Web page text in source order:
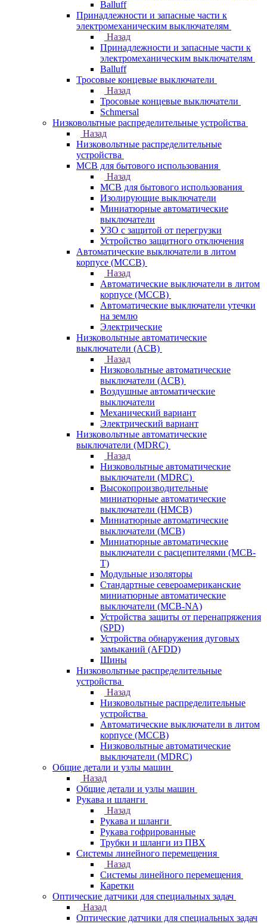
Balluff
Принадлежности и запасные части к
электромеханическим выключателям
Назад
Принадлежности и запасные части к
электромеханическим выключателям
Balluff
Тросовые концевые выключатели
Назад
Тросовые концевые выключатели
Schmersal
Низковольтные распределительные устройства
Назад
Низковольтные распределительные
устройства
MCB для бытового использования
Назад
MCB для бытового использования
Изолирующие выключатели
Миниатюрные автоматические
выключатели
УЗО с защитой от перегрузки
Устройство защитного отключения
Автоматические выключатели в литом
корпусе (MCCB)
Назад
Автоматические выключатели в литом
корпусе (MCCB)
Автоматические выключатели утечки
на землю
Электрические
Низковольтные автоматические
выключатели (ACB)
Назад
Низковольтные автоматические
выключатели (ACB)
Воздушные автоматические
выключатели
Механический вариант
Электрический вариант
Низковольтные автоматические
выключатели (MDRC)
Назад
Низковольтные автоматические
выключатели (MDRC)
Высокопроизводительные
миниатюрные автоматические
выключатели (HMCB)
Миниатюрные автоматические
выключатели (MCB)
Миниатюрные автоматические
выключатели с расцепителями (MCB-
T)
Модульные изоляторы
Стандартные североамериканские
миниатюрные автоматические
выключатели (MCB-NA)
Устройства защиты от перенапряжения
(SPD)
Устройства обнаружения дуговых
замыканий (AFDD)
Шины
Низковольтные распределительные
устройства
Назад
Низковольтные распределительные
устройства
Автоматические выключатели в литом
корпусе (MCCB)
Низковольтные автоматические
выключатели (MDRC)
Общие детали и узлы машин
Назад
Общие детали и узлы машин
Рукава и шланги
Назад
Рукава и шланги
Рукава гофрированные
Трубки и шланги из ПВХ
Системы линейного перемещения
Назад
Системы линейного перемещения
Каретки
Оптические датчики для специальных задач
Назад
Оптические датчики для специальных задач